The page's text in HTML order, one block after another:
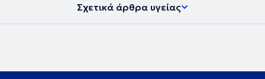
Σχετικά άρθρα υγείας